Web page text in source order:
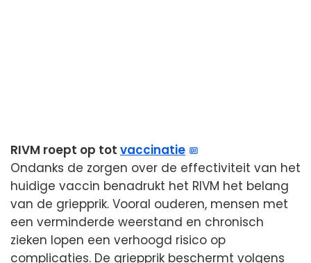
RIVM roept op tot vaccinatie
Ondanks de zorgen over de effectiviteit van het
huidige vaccin benadrukt het RIVM het belang
van de griepprik. Vooral ouderen, mensen met
een verminderde weerstand en chronisch
zieken lopen een verhoogd risico op
complicaties. De griepprik beschermt volgens